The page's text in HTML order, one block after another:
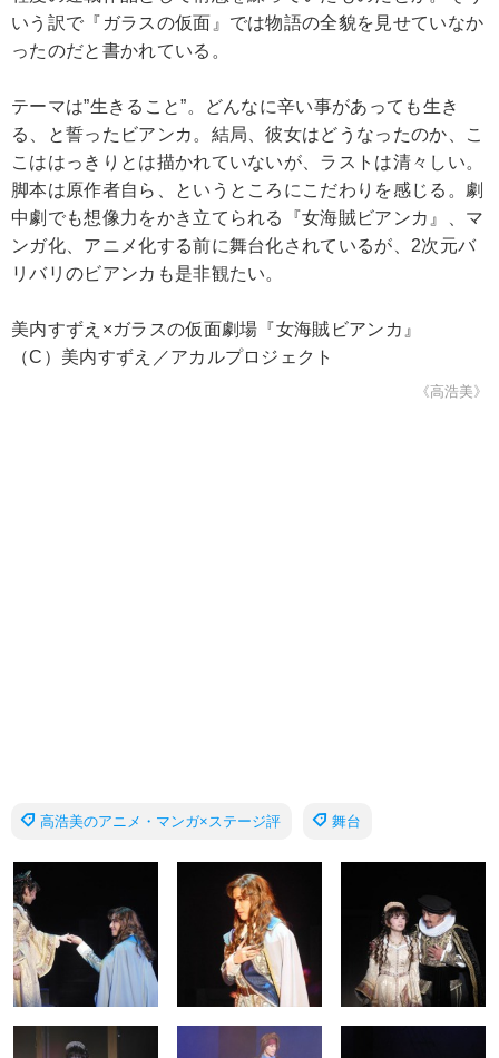
いう訳で『ガラスの仮面』では物語の全貌を見せていなか
ったのだと書かれている。
テーマは”生きること”。どんなに辛い事があっても生き
る、と誓ったビアンカ。結局、彼女はどうなったのか、こ
こははっきりとは描かれていないが、ラストは清々しい。
脚本は原作者自ら、というところにこだわりを感じる。劇
中劇でも想像力をかき立てられる『女海賊ビアンカ』、マ
ンガ化、アニメ化する前に舞台化されているが、2次元バ
リバリのビアンカも是非観たい。
美内すずえ×ガラスの仮面劇場『女海賊ビアンカ』
（C）美内すずえ／アカルプロジェクト
《高浩美》
高浩美のアニメ・マンガ×ステージ評 舞台